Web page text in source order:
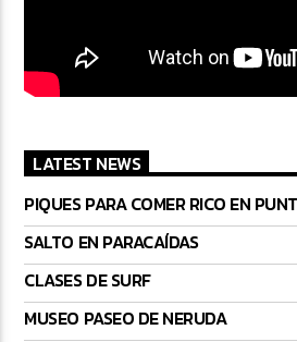
LATEST NEWS
PIQUES PARA COMER RICO EN
SALTO EN PARACAÍDAS
CLASES DE SURF
MUSEO PASEO DE NERUDA